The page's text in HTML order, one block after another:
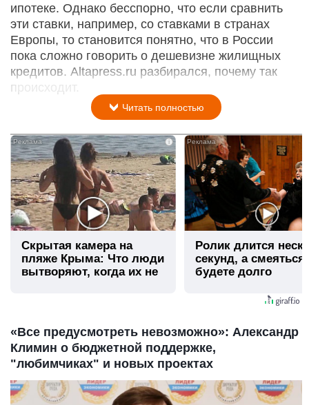
ипотеке. Однако бесспорно, что если сравнить
эти ставки, например, со ставками в странах
Европы, то становится понятно, что в России
пока сложно говорить о дешевизне жилищных
кредитов. Altapress.ru разбирался, почему так
происходит.
Читать полностью
i
Скрытая камера на
пляже Крыма: Что люди
вытворяют, когда их не
Ролик длится
секунд, а
будете долго
«Все предусмотреть невозможно»: Александр
Климин о бюджетной поддержке,
"любимчиках" и новых проектах